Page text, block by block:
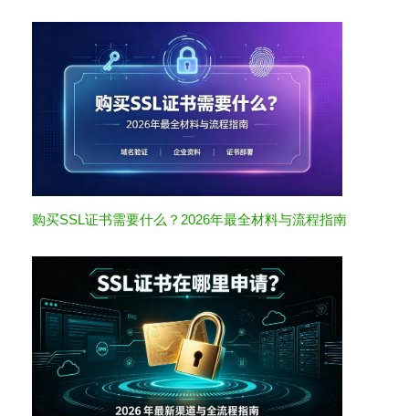
购买SSL证书需要什么？2026年最全材料与流程指南